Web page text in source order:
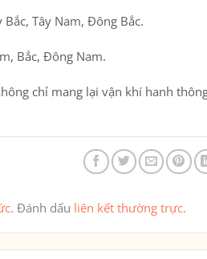
Bắc, Tây Nam, Đông Bắc.
Bắc, Đông Nam.
chỉ mang lại vận khí hanh
. Đánh dấu liên kết thường trực.